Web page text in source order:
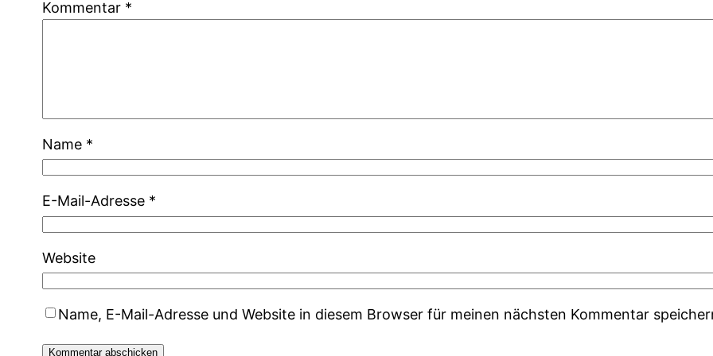
Kommentar *
Name *
E-Mail-Adresse *
Website
Name, E-Mail-Adresse und Website in diesem Browser für meinen nächsten Kommentar